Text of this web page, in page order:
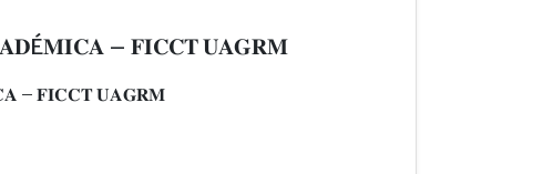
– 𝐅𝐈𝐂𝐂𝐓 𝐔𝐀𝐆𝐑𝐌
– 𝐅𝐈𝐂𝐂𝐓 𝐔𝐀𝐆𝐑𝐌